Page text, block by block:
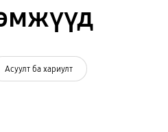
Асуулт ба хариулт